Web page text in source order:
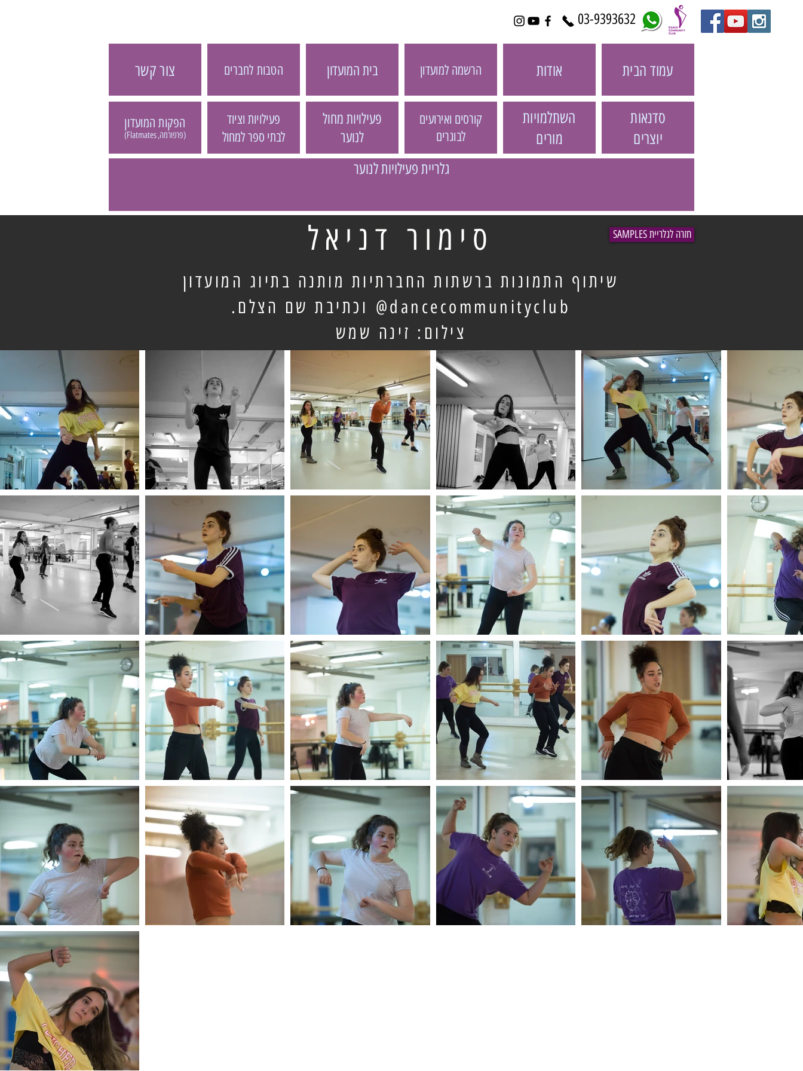
03-9393632
צור קשר הטבות לחברים בית המועדון הרשמה למועדון אודות עמוד הבית
הפקות המועדון
(פרפורמה, Flatmates)
פעילויות וציוד
לבתי ספר למחול
פעילויות מחול
לנוער
קורסים ואירועים
לבוגרים
השתלמויות
מורים
סדנאות
יוצרים
גלריית פעילויות לנוער
סימור דניאל SAMPLES חזרה לגלריית
שיתוף התמונות ברשתות החברתיות מותנה בתיוג המועדון
dancecommunityclub@
וכתיבת שם הצלם.
צילום: זינה שמש